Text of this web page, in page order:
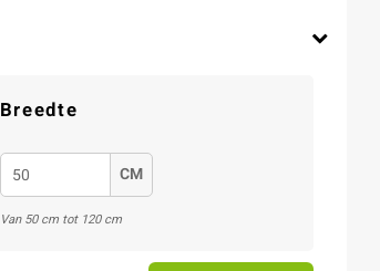
Breedte
CM
Van 50 cm tot 120 cm